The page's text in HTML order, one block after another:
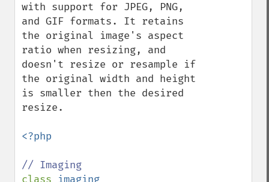
with support for JPEG, PNG,
and GIF formats. It retains
the original image's aspect
ratio when resizing, and
doesn't resize or resample if
the original width and height
is smaller then the desired
resize.
<?php
class